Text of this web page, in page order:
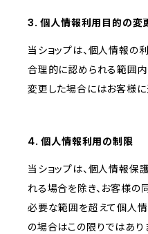
3. 個人情報利用目的の変
当ショップは、個人情報の
合理的に認められる範囲内
変更した場合にはお客様に
4. 個人情報利用の制限
当ショップは、個人情報保
れる場合を除き、お客様の
必要な範囲を超えて個人情
の場合はこの限りではあり